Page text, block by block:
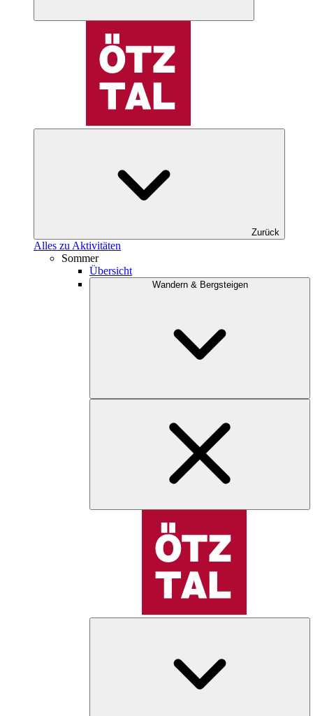
Zurück
Alles zu Aktivitäten
Sommer
Übersicht
Wandern & Bergsteigen